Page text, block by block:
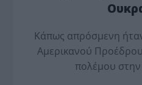
Κάπως απρόσμενη
Αμερικανού
πολέμου